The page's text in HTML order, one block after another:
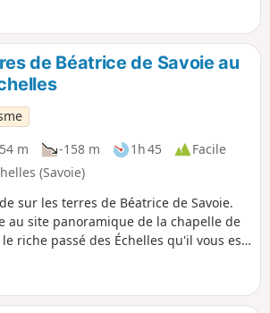
La balade
dans un
et de forêts à
la Chartreuse,
sur ce
de Béatrice de Savoie au
m -158 m 1h 45
Facile
(Savoie)
sur les terres de Béatrice de Savoie.
au site panoramique de la chapelle de
riche passé des Échelles qu'il vous est